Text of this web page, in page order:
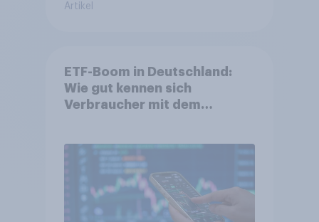
Artikel
ETF-Boom in Deutschland:
Wie gut kennen sich
Verbraucher mit dem